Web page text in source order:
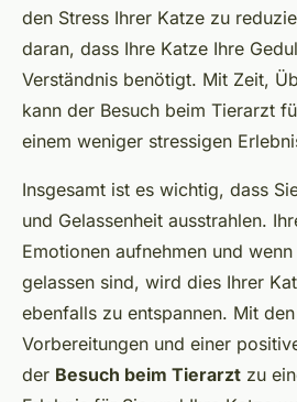
den Stress Ihrer Katze zu
daran, dass Ihre Katze Ihre
Verständnis benötigt. Mit Zeit,
kann der Besuch beim Tierarzt
einem weniger stressigen
Insgesamt ist es wichtig, dass
und Gelassenheit ausstrahlen.
Emotionen aufnehmen und
gelassen sind, wird dies Ihrer
ebenfalls zu entspannen. Mit
Vorbereitungen und einer
der Besuch beim Tierarzt zu